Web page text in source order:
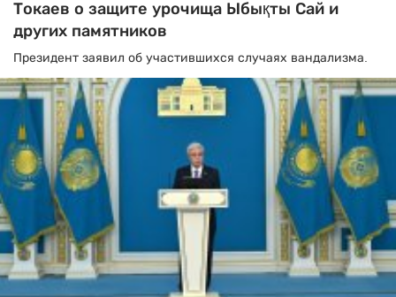
Токаев о защите урочища Ыбықты Сай и
других памятников
Президент заявил об участившихся случаях вандализма.